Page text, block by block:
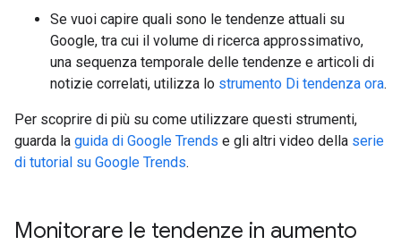
Se vuoi capire quali sono le tendenze attuali su
Google, tra cui il volume di ricerca approssimativo,
una sequenza temporale delle tendenze e articoli di
notizie correlati, utilizza lo strumento Di tendenza ora.
Per scoprire di più su come utilizzare questi strumenti,
guarda la guida di Google Trends e gli altri video della serie
di tutorial su Google Trends.
Monitorare le tendenze in aumento